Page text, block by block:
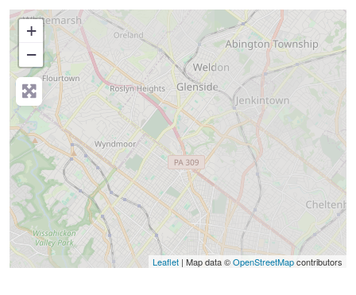
+
−
Leaflet | Map data ©OpenStreetMapcontributors